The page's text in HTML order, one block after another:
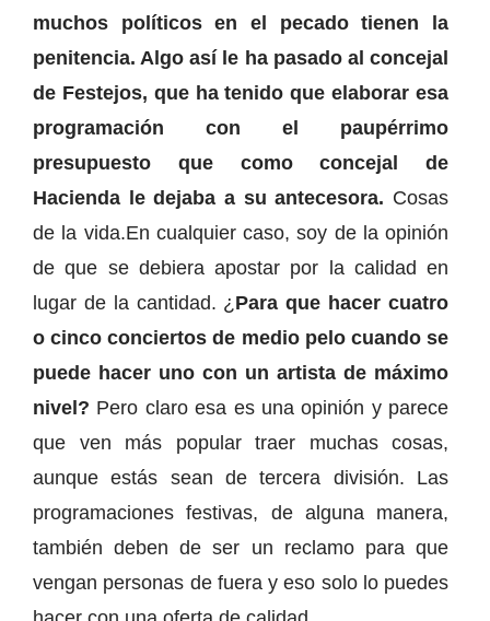
muchos políticos en el pecado tienen la
penitencia. Algo así le ha pasado al concejal
de Festejos, que ha tenido que elaborar esa
programación con el paupérrimo
presupuesto que como concejal de
Hacienda le dejaba a su antecesora. Cosas
de la vida.En cualquier caso, soy de la opinión
de que se debiera apostar por la calidad en
lugar de la cantidad. ¿ Para que hacer cuatro
o cinco conciertos de medio pelo cuando se
puede hacer uno con un artista de máximo
nivel? Pero claro esa es una opinión y parece
que ven más popular traer muchas cosas,
aunque estás sean de tercera división. Las
programaciones festivas, de alguna manera,
también deben de ser un reclamo para que
vengan personas de fuera y eso solo lo puedes